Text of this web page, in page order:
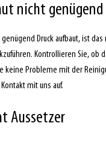
nicht
Druck aufbaut, ist
Kontrollieren Sie, ob
keine Probleme mit der
mit uns auf.
Aussetzer